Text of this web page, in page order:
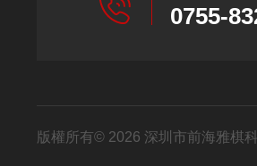
0755-
版權所有© 2026 深圳市前海雅